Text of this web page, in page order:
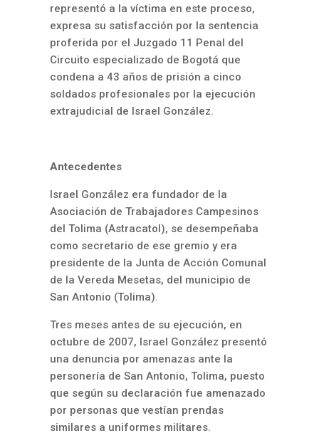
representó a la víctima en este proceso,
expresa su satisfacción por la sentencia
proferida por el Juzgado 11 Penal del
Circuito especializado de Bogotá que
condena a 43 años de prisión a cinco
soldados profesionales por la ejecución
extrajudicial de Israel González.
Antecedentes
Israel González era fundador de la
Asociación de Trabajadores Campesinos
del Tolima (Astracatol), se desempeñaba
como secretario de ese gremio y era
presidente de la Junta de Acción Comunal
de la Vereda Mesetas, del municipio de
San Antonio (Tolima).
Tres meses antes de su ejecución, en
octubre de 2007, Israel González presentó
una denuncia por amenazas ante la
personería de San Antonio, Tolima, puesto
que según su declaración fue amenazado
por personas que vestían prendas
similares a uniformes militares.